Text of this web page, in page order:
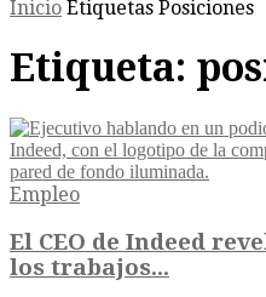
Inicio Etiquetas Posiciones
Etiqueta:
Empleo
El CEO de Indeed
los trabajos...